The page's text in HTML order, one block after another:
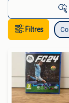
Filtres